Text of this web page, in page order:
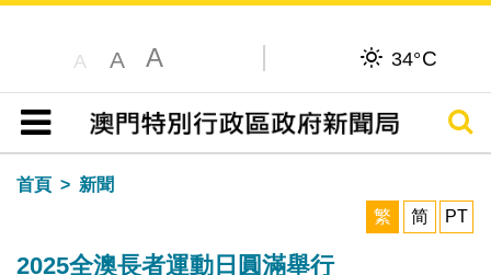
A A A 34°C
目錄
搜尋
首頁
新聞
繁
简 PT
2025全澳長者運動日圓滿舉行